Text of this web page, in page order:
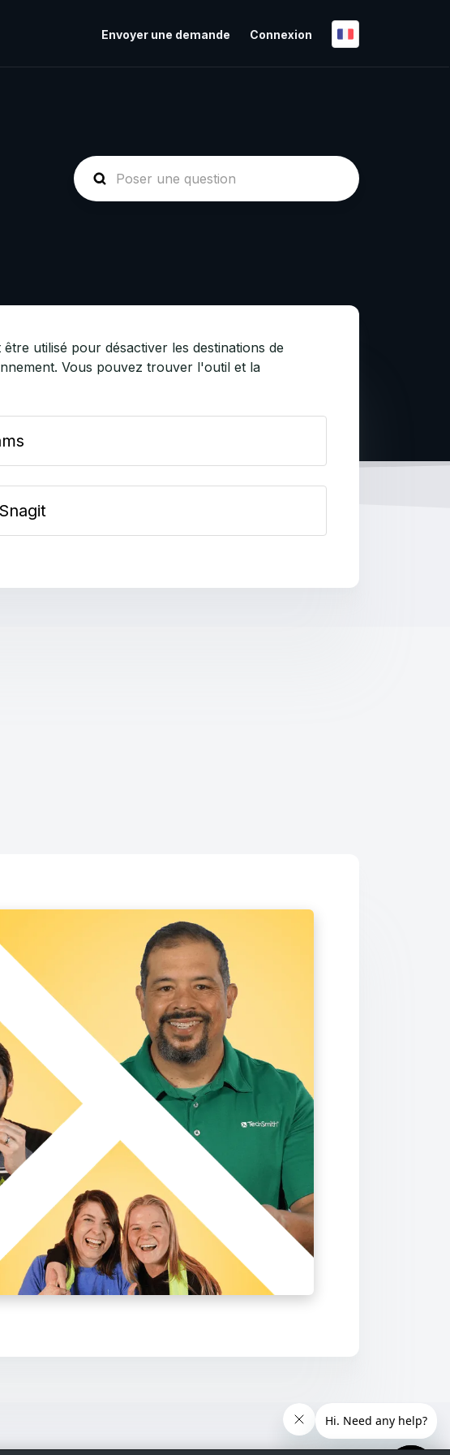
Envoyer une demande Connexion
utilisé pour désactiver les destinations de
Vous pouvez trouver l'outil et la